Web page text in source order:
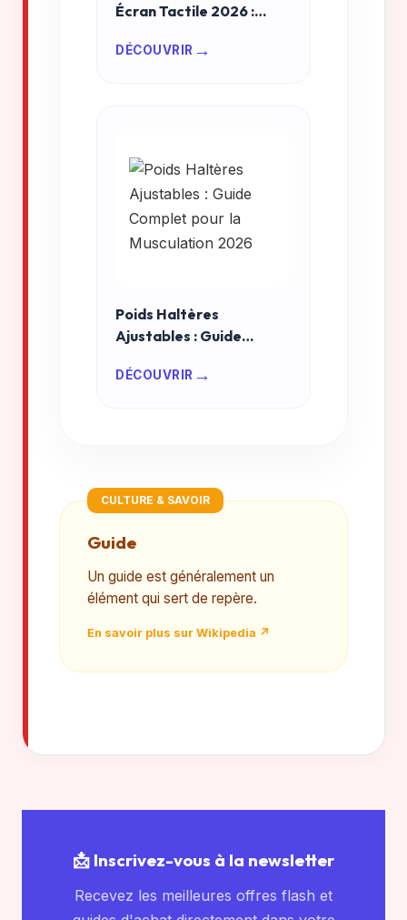
Écran Tactile 2026 :
DÉCOUVRIR →
Poids Haltères
Ajustables : Guide
Musculation 2026
DÉCOUVRIR →
CULTURE & SAVOIR
Guide
Un guide est généralement un
élément qui sert de repère.
En savoir plus sur Wikipedia ↗
📩 Inscrivez-vous à la newsletter
Recevez les meilleures offres flash et